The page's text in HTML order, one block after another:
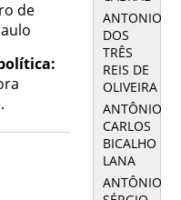
de
ANTONIO
DOS
TRÊS
REIS DE
OLIVEIRA
ANTÔNIO
CARLOS
BICALHO
LANA
ANTÔNIO